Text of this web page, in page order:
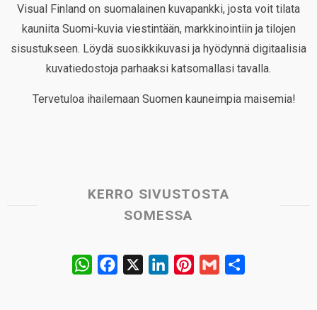
Visual Finland on suomalainen kuvapankki, josta voit tilata
kauniita Suomi-kuvia viestintään, markkinointiin ja tilojen
sisustukseen. Löydä suosikkikuvasi ja hyödynnä digitaalisia
kuvatiedostoja parhaaksi katsomallasi tavalla.
Tervetuloa ihailemaan Suomen kauneimpia maisemia!
KERRO SIVUSTOSTA
SOMESSA
W